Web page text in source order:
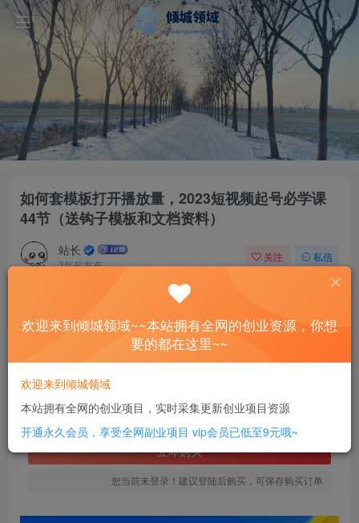
如何套模板打开播放量，2023短视频起号必学课
44节（送钩子模板和文档资料）
站长
3年前发布
关注 私信
如何套模板打开播放量，2023短视频起号必学课44节（送钩子模板和文档资料）
此内容为付费资源，请付费后查看
SVIP全站会员 免费
立即购买
您当前未登录！建议登陆后购买，可保存购买订单
欢迎来到倾城领域~~本站拥有全网的创业资源，你想
要的都在这里~~
欢迎来到倾城领域
本站拥有全网的创业项目，实时采集更新创业项目资源
开通永久会员，享受全网副业项目 vip会员已低至9元哦~